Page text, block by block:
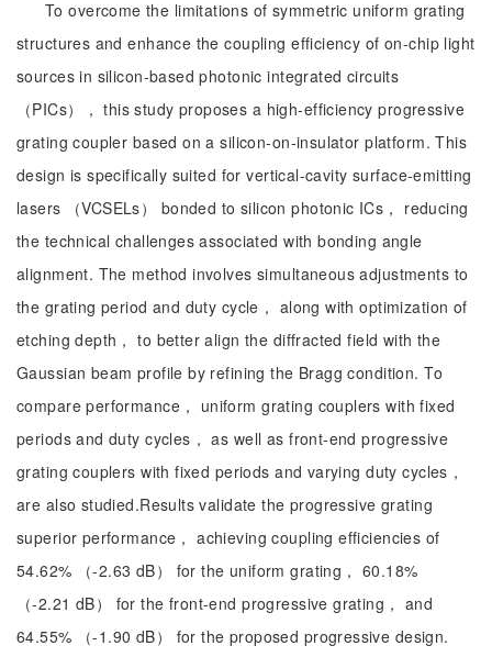
To overcome the limitations of symmetric uniform grating
structures and enhance the coupling efficiency of on-chip light
sources in silicon-based photonic integrated circuits
（PICs）， this study proposes a high-efficiency progressive
grating coupler based on a silicon-on-insulator platform. This
design is specifically suited for vertical-cavity surface-emitting
lasers （VCSELs） bonded to silicon photonic ICs， reducing
the technical challenges associated with bonding angle
alignment. The method involves simultaneous adjustments to
the grating period and duty cycle， along with optimization of
etching depth， to better align the diffracted field with the
Gaussian beam profile by refining the Bragg condition. To
compare performance， uniform grating couplers with fixed
periods and duty cycles， as well as front-end progressive
grating couplers with fixed periods and varying duty cycles，
are also studied.Results validate the progressive grating
superior performance， achieving coupling efficiencies of
54.62% （-2.63 dB） for the uniform grating， 60.18%
（-2.21 dB） for the front-end progressive grating， and
64.55% （-1.90 dB） for the proposed progressive design.